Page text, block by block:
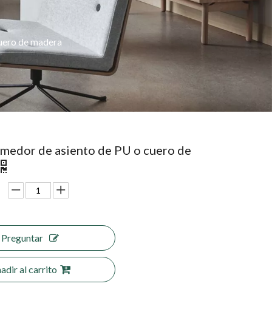
de madera
de asiento de PU o cuero de
Preguntar
al carrito